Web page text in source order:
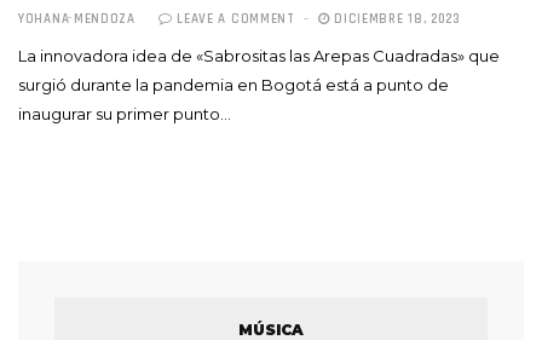
YOHANA MENDOZA LEAVE A COMMENT DICIEMBRE 18, 2023
La innovadora idea de «Sabrositas las Arepas Cuadradas» que
surgió durante la pandemia en Bogotá está a punto de
inaugurar su primer punto…
MÚSICA